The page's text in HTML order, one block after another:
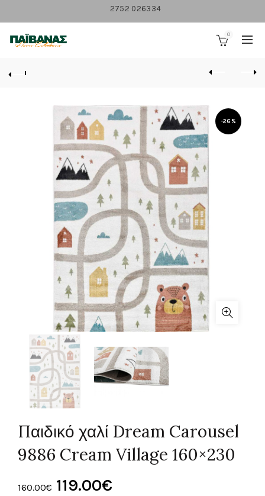
2752 026334
0
-26%
Παιδικό χαλί Dream Carousel
9886 Cream Village 160×230
160.00€ Original
119.00€